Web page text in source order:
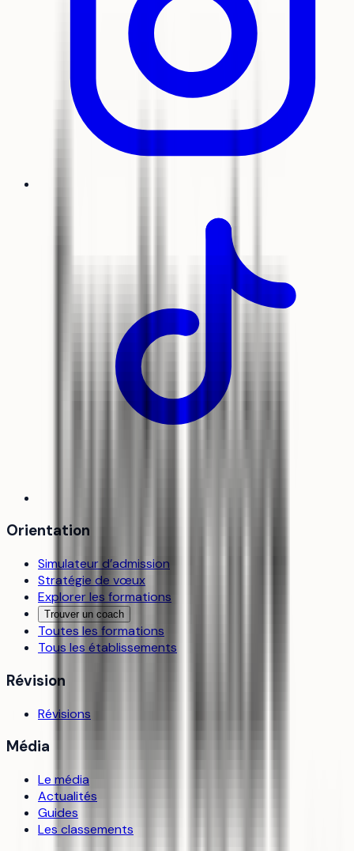
Orientation
Simulateur d’admission
Stratégie de vœux
Explorer les formations
Trouver un coach
Toutes les formations
Tous les établissements
Révision
Révisions
Média
Le média
Actualités
Guides
Les classements